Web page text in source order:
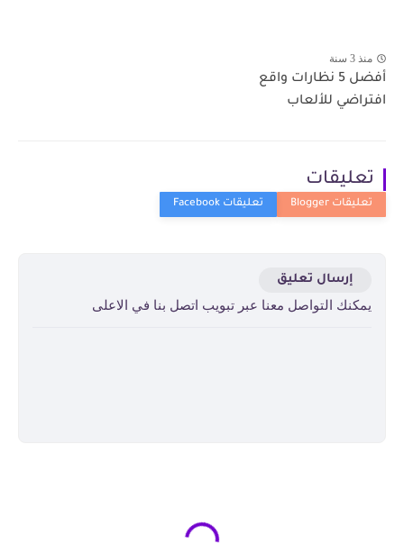
منذ 3 سنة
أفضل 5 نظارات واقع
افتراضي للألعاب
تعليقات
إرسال تعليق
يمكنك التواصل معنا عبر تبويب اتصل بنا في الاعلى